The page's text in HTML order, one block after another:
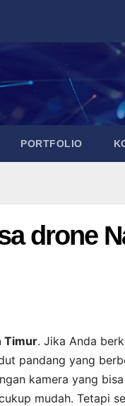
PORTFOLIO
drone
Timur. Jika Anda
pandang yang
kamera yang
mudah. Tetapi